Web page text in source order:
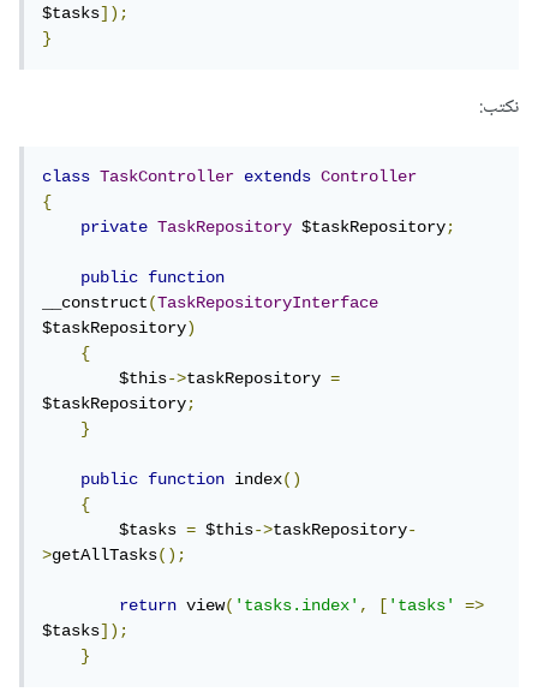
$tasks]);
}
نكتب:
class TaskController extends
Controller
{
private
TaskRepository $taskRepository;
public
function
__construct(TaskRepositoryInterface
$taskRepository)
{
        $this
->taskRepository =
$taskRepository;
}
public function index()
{
        $tasks
= $this->taskRepository-
>getAllTasks();
return view('tasks.index', ['tasks'
=>
$tasks]);
}